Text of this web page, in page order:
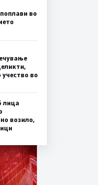
во
во
лица
возило,